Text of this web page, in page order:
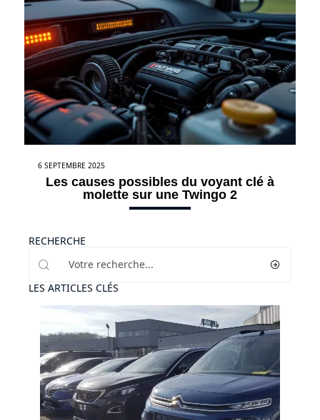
6 SEPTEMBRE 2025
Les causes possibles du voyant clé à
molette sur une Twingo 2
RECHERCHE
LES ARTICLES CLÉS